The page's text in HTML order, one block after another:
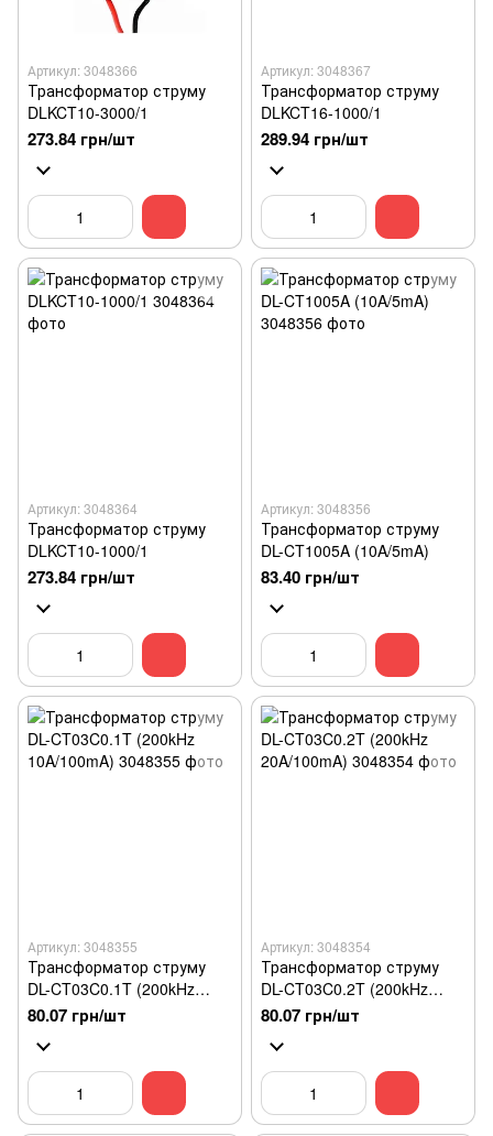
Артикул: 3048366
Трансформатор струму
DLKCT10-3000/1
273.84 грн/шт
Артикул: 3048367
Трансформатор струму
DLKCT16-1000/1
289.94 грн/шт
Артикул: 3048364
Трансформатор струму
DLKCT10-1000/1
273.84 грн/шт
Артикул: 3048356
Трансформатор струму
DL-CT1005A (10A/5mA)
83.40 грн/шт
Артикул: 3048355
Трансформатор струму
DL-CT03C0.1T (200kHz
10A/100mA)
80.07 грн/шт
Артикул: 3048354
Трансформатор струму
DL-CT03C0.2T (200kHz
20A/100mA)
80.07 грн/шт